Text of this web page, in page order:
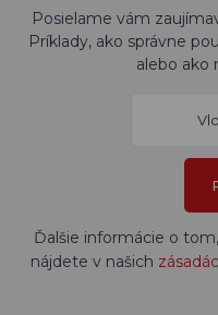
Posielame vám
Príklady, ako správne
alebo ako
Ďalšie informácie o
nájdete v našich